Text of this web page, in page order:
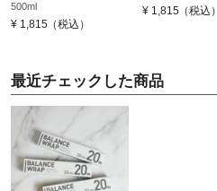
500ml
¥ 1,815（税込）
¥ 1,815（税込）
最近チェックした商品